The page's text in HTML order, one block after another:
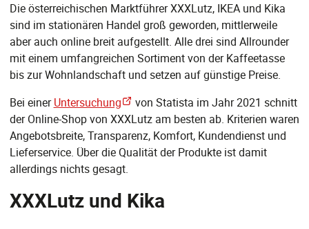
Die österreichischen Marktführer XXXLutz, IKEA und Kika
sind im stationären Handel groß geworden, mittlerweile
aber auch online breit aufgestellt. Alle drei sind Allrounder
mit einem umfangreichen Sortiment von der Kaffeetasse
bis zur Wohnlandschaft und setzen auf günstige Preise.
Bei einerUntersuchung
von Statista im Jahr 2021 schnitt
der Online-Shop von XXXLutz am besten ab. Kriterien waren
Angebotsbreite, Transparenz, Komfort, Kundendienst und
Lieferservice. Über die Qualität der Produkte ist damit
allerdings nichts gesagt.
XXXLutz und Kika